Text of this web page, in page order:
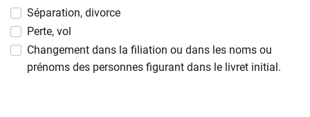
MM
slash
AAAA
Séparation, divorce
Perte, vol
Changement dans la filiation ou dans les noms ou
prénoms des personnes figurant dans le livret initial.